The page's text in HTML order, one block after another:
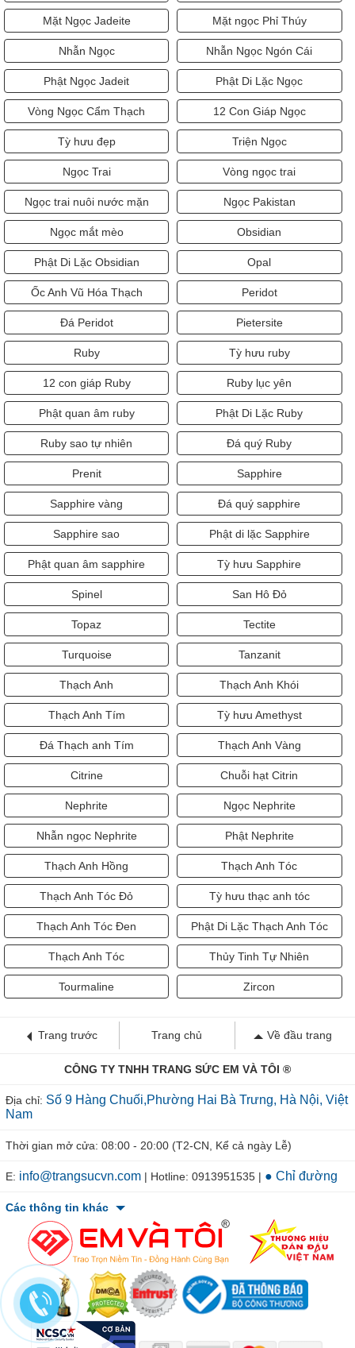
Mặt Ngọc Jadeite Mặt ngọc Phỉ Thúy
Nhẫn Ngọc Nhẫn Ngọc Ngón Cái
Phật Ngọc Jadeit Phật Di Lặc Ngọc
Vòng Ngọc Cẩm Thạch 12 Con Giáp Ngọc
Tỳ hưu đẹp Triện Ngọc
Ngọc Trai Vòng ngọc trai
Ngọc trai nuôi nước mặn Ngọc Pakistan
Ngọc mắt mèo Obsidian
Phật Di Lặc Obsidian Opal
Ốc Anh Vũ Hóa Thạch Peridot
Đá Peridot Pietersite
Ruby Tỳ hưu ruby
12 con giáp Ruby Ruby lục yên
Phật quan âm ruby Phật Di Lặc Ruby
Ruby sao tự nhiên Đá quý Ruby
Prenit Sapphire
Sapphire vàng Đá quý sapphire
Sapphire sao Phật di lặc Sapphire
Phật quan âm sapphire Tỳ hưu Sapphire
Spinel San Hô Đỏ
Topaz Tectite
Turquoise Tanzanit
Thạch Anh Thạch Anh Khói
Thạch Anh Tím Tỳ hưu Amethyst
Đá Thạch anh Tím Thạch Anh Vàng
Citrine Chuỗi hạt Citrin
Nephrite Ngọc Nephrite
Nhẫn ngọc Nephrite Phật Nephrite
Thạch Anh Hồng Thạch Anh Tóc
Thạch Anh Tóc Đỏ Tỳ hưu thạc anh tóc
Thạch Anh Tóc Đen Phật Di Lặc Thạch Anh Tóc
Thạch Anh Tóc Thủy Tinh Tự Nhiên
Tourmaline Zircon
Trang trước Trang chủ Về đầu trang
CÔNG TY TNHH TRANG SỨC EM VÀ TÔI ®
Địa chỉ: Số 9 Hàng Chuối,Phường Hai Bà Trưng, Hà Nội, Việt
Nam
Thời gian mở cửa: 08:00 - 20:00 (T2-CN, Kể cả ngày Lễ)
E: info@trangsucvn.com | Hotline: 0913951535 | ● Chỉ đường
Các thông tin khác